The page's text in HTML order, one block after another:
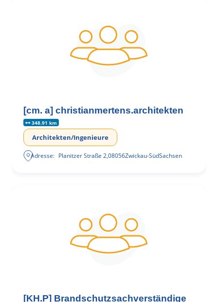
[cm. a] christianmertens.architekten
348.91 km
Architekten/Ingenieure
Adresse: Planitzer Straße 2,08056Zwickau-SüdSachsen
[KH.P] Brandschutzsachverständige